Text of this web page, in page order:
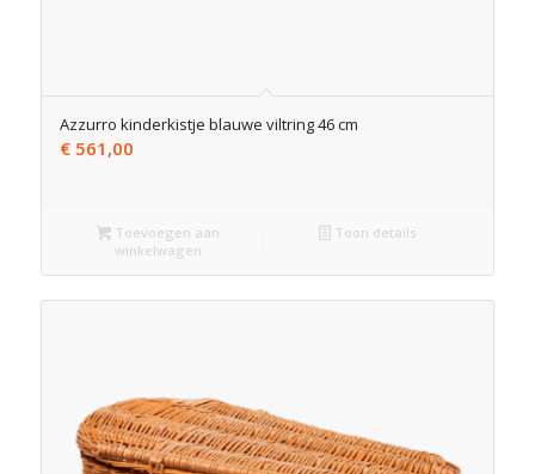
Azzurro kinderkistje blauwe viltring 46 cm
€561,00
Toevoegen aan
winkelwagen
Toon details